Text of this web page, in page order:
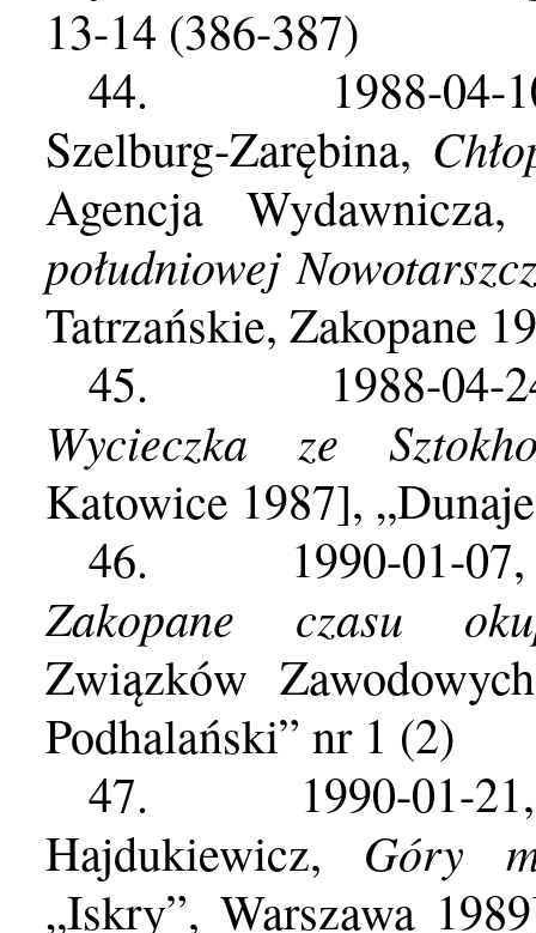
13-14 (386-387)
44.
1988-
Szelburg-Zarębina,
Agencja
południowej
Tatrzańskie, Zakopane
45.
1988-
Wycieczka ze
Katowice 1987],
46.
1990-01-
Zakopane czasu
Związków
Podhalański” nr 1 (2)
47.
1990-01-
Hajdukiewicz, Góry
„Iskry”, Warszawa